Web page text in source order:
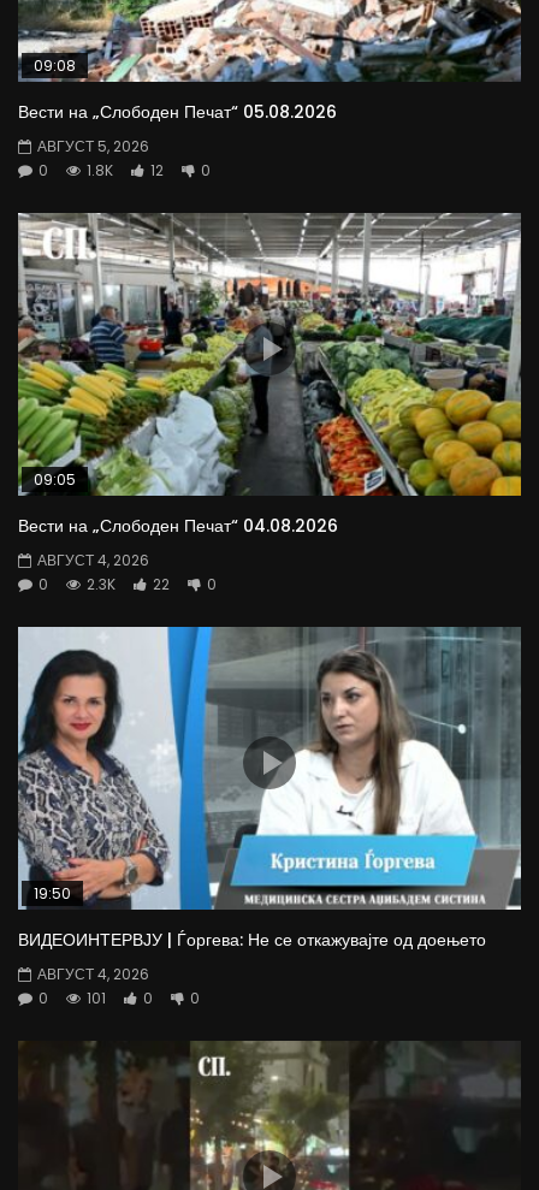
09:08
Вести на „Слободен Печат“ 05.08.2026
АВГУСТ 5, 2026
0
1.8K 12 0
09:05
Вести на „Слободен Печат“ 04.08.2026
АВГУСТ 4, 2026
0
2.3K 22 0
19:50
ВИДЕОИНТЕРВЈУ | Ѓоргева: Не се откажувајте од доењето
АВГУСТ 4, 2026
0
101 0 0